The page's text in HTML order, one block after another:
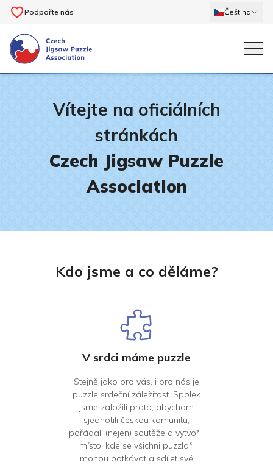
Podpořte nás Čeština
Vítejte na oficiálních
stránkách
Czech Jigsaw Puzzle
Association
Kdo jsme a co děláme?
V srdci máme puzzle
Stejně jako pro vás, i pro nás je
puzzle srdeční záležitost. Spolek
jsme založili proto, abychom
sjednotili českou komunitu,
pořádali (nejen) soutěže a vytvořili
místo, kde se všichni puzzlaři
mohou potkávat a sdílet své